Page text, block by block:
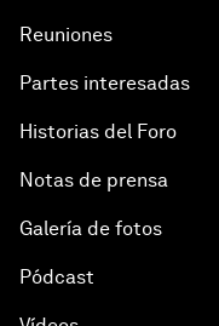
Reuniones
Partes interesadas
Historias del Foro
Notas de prensa
Galería de fotos
Pódcast